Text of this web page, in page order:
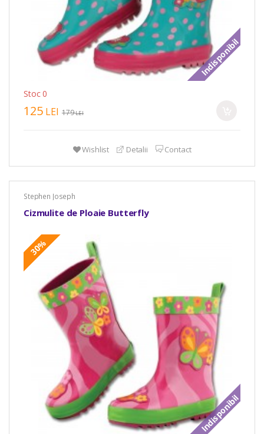
Indisponibil
Stoc 0
125 LEI 179LEI
Wishlist Detalii Contact
Stephen Joseph
Cizmulite de Ploaie Butterfly
30%
Indisponibil